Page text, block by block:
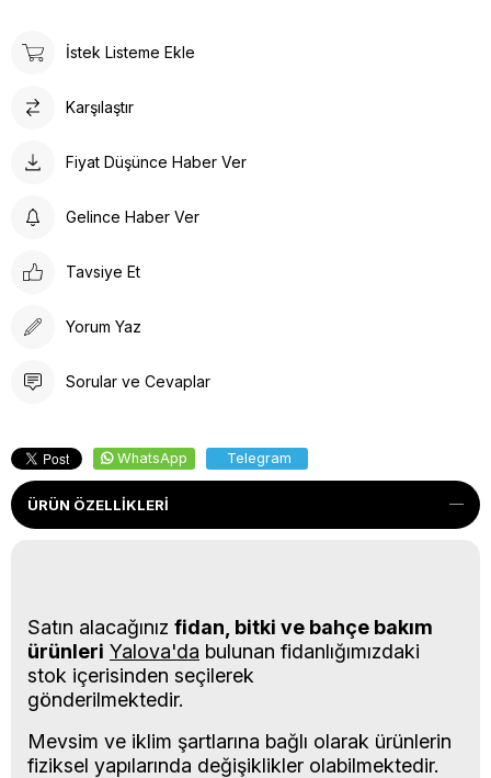
İstek Listeme Ekle
Karşılaştır
Fiyat Düşünce Haber Ver
Gelince Haber Ver
Tavsiye Et
Yorum Yaz
Sorular ve Cevaplar
WhatsApp Telegram
ÜRÜN ÖZELLIKLERI
Satın alacağınız fidan, bitki ve bahçe bakım
ürünleri Yalova'da bulunan fidanlığımızdaki
stok içerisinden seçilerek
gönderilmektedir.
Mevsim ve iklim şartlarına bağlı olarak ürünlerin
fiziksel yapılarında değişiklikler olabilmektedir.